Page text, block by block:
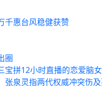
千惠台风稳健获赞
圈
宝拼12小时直播的恋爱脑
张泉灵指两代权威冲突伤